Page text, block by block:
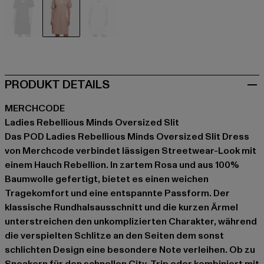
PRODUKT DETAILS
MERCHCODE
Ladies Rebellious Minds Oversized Slit
Das POD Ladies Rebellious Minds Oversized Slit Dress
von Merchcode verbindet lässigen Streetwear-Look mit
einem Hauch Rebellion. In zartem Rosa und aus 100%
Baumwolle gefertigt, bietet es einen weichen
Tragekomfort und eine entspannte Passform. Der
klassische Rundhalsausschnitt und die kurzen Ärmel
unterstreichen den unkomplizierten Charakter, während
die verspielten Schlitze an den Seiten dem sonst
schlichten Design eine besondere Note verleihen. Ob zu